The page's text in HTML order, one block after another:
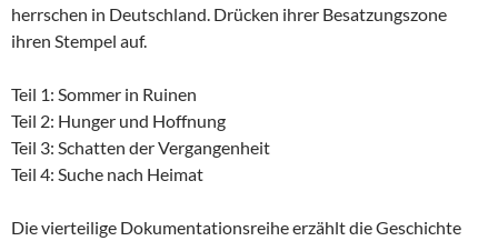
herrschen in Deutschland. Drücken ihrer Besatzungszone
ihren Stempel auf.
Teil 1: Sommer in Ruinen
Teil 2: Hunger und Hoffnung
Teil 3: Schatten der Vergangenheit
Teil 4: Suche nach Heimat
Die vierteilige Dokumentationsreihe erzählt die Geschichte